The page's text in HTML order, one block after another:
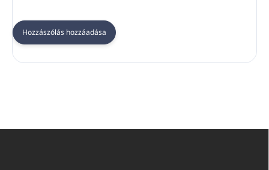
Hozzászólás hozzáadása